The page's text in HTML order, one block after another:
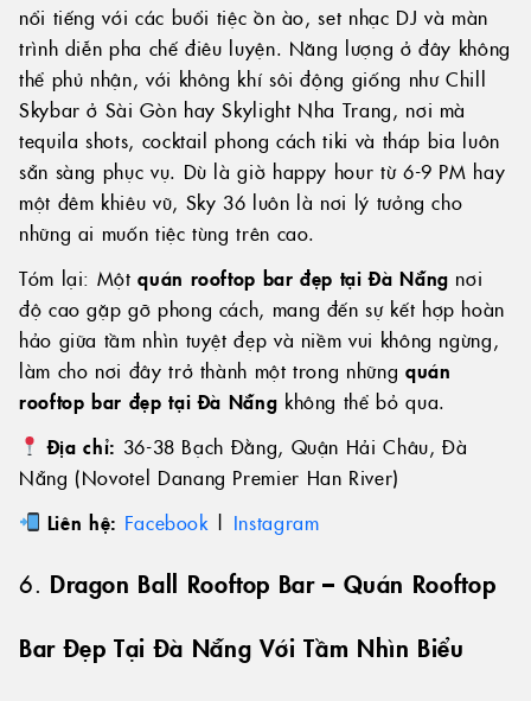
nổi tiếng với các buổi tiệc ồn ào, set nhạc DJ và màn
trình diễn pha chế điêu luyện. Năng lượng ở đây không
thể phủ nhận, với không khí sôi động giống như Chill
Skybar ở Sài Gòn hay Skylight Nha Trang, nơi mà
tequila shots, cocktail phong cách tiki và tháp bia luôn
sẵn sàng phục vụ. Dù là giờ happy hour từ 6-9 PM hay
một đêm khiêu vũ, Sky 36 luôn là nơi lý tưởng cho
những ai muốn tiệc tùng trên cao.
Tóm lại: Mộtquán rooftop bar đẹp tại Đà Nẵng nơi
độ cao gặp gỡ phong cách, mang đến sự kết hợp hoàn
hảo giữa tầm nhìn tuyệt đẹp và niềm vui không ngừng,
làm cho nơi đây trở thành một trong những quán
rooftop bar đẹp tại Đà Nẵng không thể bỏ qua.
Địa chỉ: 36-38 Bạch Đằng, Quận Hải Châu, Đà
Nẵng (Novotel Danang Premier Han River)
Liên hệ: Facebook | Instagram
6. Dragon Ball Rooftop Bar – Quán Rooftop
Bar Đẹp Tại Đà Nẵng Với Tầm Nhìn Biểu